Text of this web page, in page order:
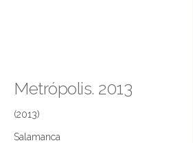
Metrópolis. 2013
(2013)
Salamanca